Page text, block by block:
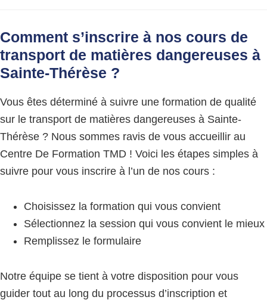
Comment s’inscrire à nos cours de
transport de matières dangereuses à
Sainte-Thérèse ?
Vous êtes déterminé à suivre une formation de qualité
sur le transport de matières dangereuses à Sainte-
Thérèse ? Nous sommes ravis de vous accueillir au
Centre De Formation TMD ! Voici les étapes simples à
suivre pour vous inscrire à l’un de nos cours :
Choisissez la formation qui vous convient
Sélectionnez la session qui vous convient le mieux
Remplissez le formulaire
Notre équipe se tient à votre disposition pour vous
guider tout au long du processus d’inscription et